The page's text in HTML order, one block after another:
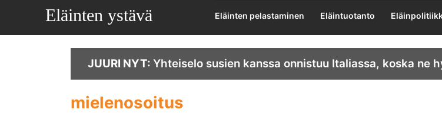
Eläinten ystävä Eläinten pelastaminen Eläintuotanto
JUURI NYT: Yhteiselo susien kanssa onnistuu Italiassa, koska ne
mielenosoitus